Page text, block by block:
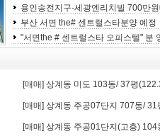
용인송전지구-세광엔리치빌 700만
부산 서면 the# 센트럴스타분양 예정
"서면the # 센트럴스타 오피스텔" 분
[매매] 상계동 미도 103동/ 37평
[매매] 상계동 주공07단지 707동/
[매매] 상계동 주공01단지(고층)